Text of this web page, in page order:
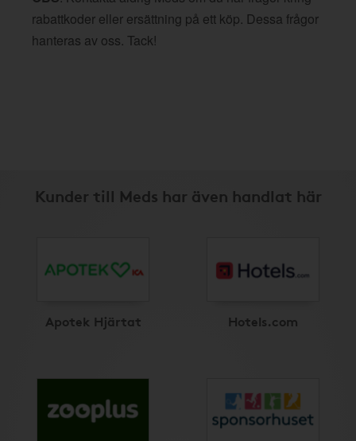
rabattkoder eller ersättning på ett köp. Dessa frågor
hanteras av oss. Tack!
Kunder till Meds har även handlat här
Apotek Hjärtat Hotels.com